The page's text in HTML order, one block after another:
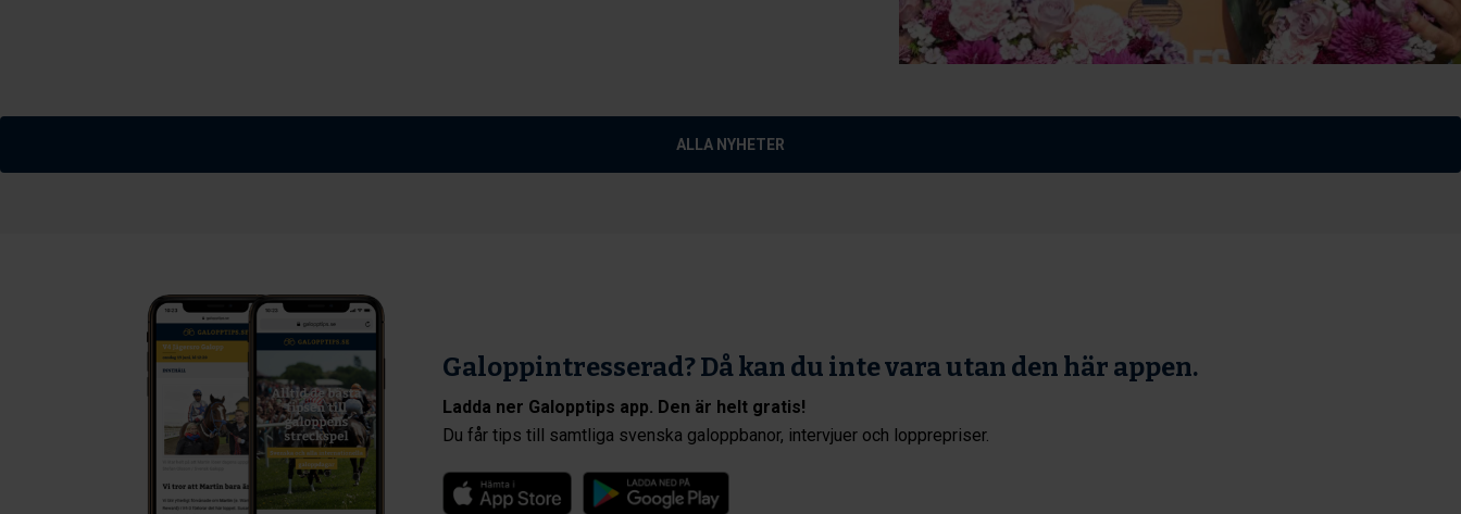
ALLA NYHETER
Galoppintresserad? Då kan du inte vara utan den här appen.
Ladda ner Galopptips app. Den är helt gratis!
Du får tips till samtliga svenska galoppbanor, intervjuer och lopprepriser.